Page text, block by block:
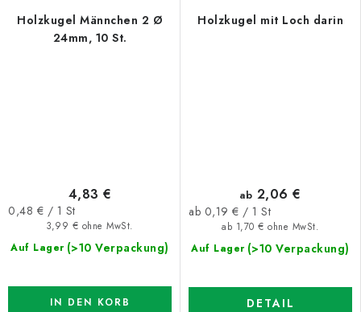
Holzkugel Männchen 2 Ø
24mm, 10 St.
Auf Lager (>10 Verpackung)
3,99 € ohne MwSt.
4,83 €
Verkaufspreis:
0,48 € / 1 St
IN DEN KORB
Holzkugel mit Loch darin
Auf Lager (>10 Verpackung)
ab 1,70 € ohne MwSt.
ab 2,06 €
Verkaufspreis:
ab 0,19 € / 1 St
DETAIL